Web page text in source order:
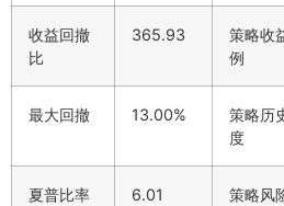
收益回撤
比
365.93
策略收
例
最大回撤 13.00%
策略历
度
夏普比率 6.01
策略风